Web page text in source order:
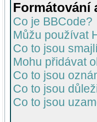
Formátování
Co je BBCode?
Můžu používat
Co to jsou
Mohu přidávat
Co to jsou
Co to jsou
Co to jsou